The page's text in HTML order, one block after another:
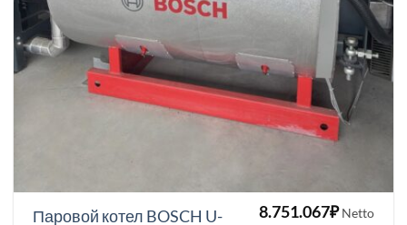
Паровой котел BOSCH U-
8.751.067₽ Netto